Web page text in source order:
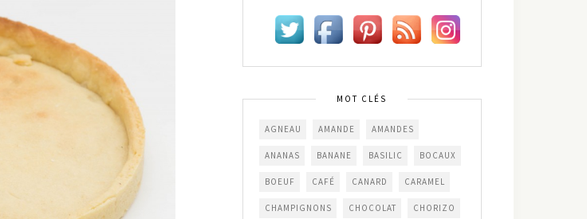
MOT CLÉS
AGNEAU AMANDE AMANDES
ANANAS BANANE BASILIC BOCAUX
BOEUF CAFÉ CANARD CARAMEL
CHAMPIGNONS CHOCOLAT CHORIZO